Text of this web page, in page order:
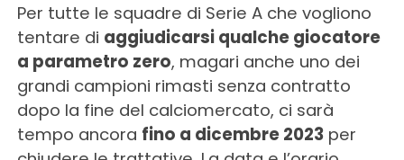
Per tutte le squadre di Serie A che vogliono
tentare di aggiudicarsi qualche giocatore
a parametro zero, magari anche uno dei
grandi campioni rimasti senza contratto
dopo la fine del calciomercato, ci sarà
tempo ancora fino a dicembre 2023per